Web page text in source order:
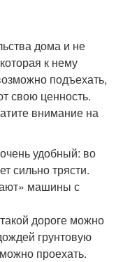
дома и не
к нему
подъехать,
свою ценность.
внимание на
удобный: во
сильно трясти.
машины с
дороге можно
грунтовую
проехать.